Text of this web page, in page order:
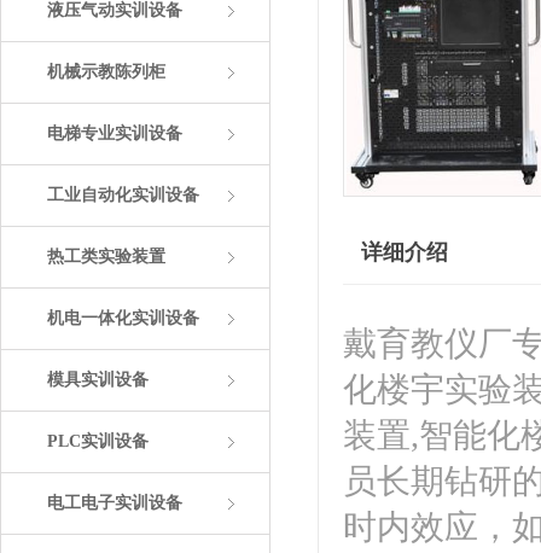
液压气动实训设备
机械示教陈列柜
电梯专业实训设备
工业自动化实训设备
热工类实验装置
机电一体化实训设备
模具实训设备
PLC实训设备
电工电子实训设备
详细介绍
戴育教仪厂
化楼宇实验
装置,智能化
员长期钻研
时内效应，